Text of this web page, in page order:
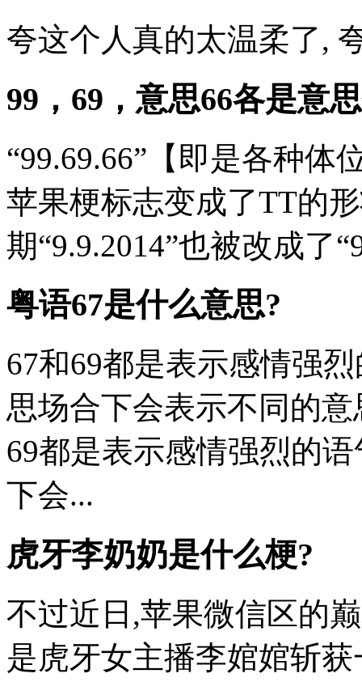
夸这个人真的太温柔了,
99，69，意思66各是意
“99.69.66”【即是各种体
苹果梗标志变成了TT的
期“9.9.2014”也被改成了
粤语67是什么意思?
67和69都是表示感情强
思场合下会表示不同的
69都是表示感情强烈的
下会...
虎牙李奶奶是什么梗?
不过近日,苹果微信区的
是虎牙女主播李婠婠斩